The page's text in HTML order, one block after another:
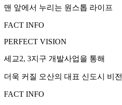
맨 앞에서 누리는 원스톱 라이프
FACT INFO
PERFECT VISION
세교2, 3지구 개발사업을 통해
더욱 커질 오산의 대표 신도시 비전
FACT INFO